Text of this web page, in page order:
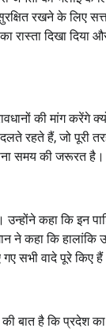
रखने के लिए
रास्ता दिखा दिया
की मांग करेंगे
बदलते रहते हैं, जो
समय की जरूरत है।
कहा कि इन
ने कहा कि हालांकि
सभी वादे पूरे किए
बात है कि प्रदेश